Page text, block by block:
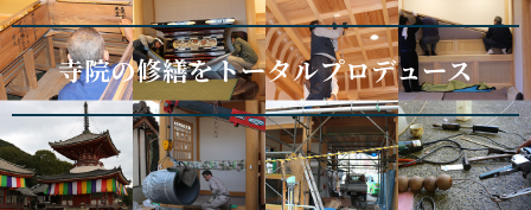
寺院の修繕をトータルプロデュース